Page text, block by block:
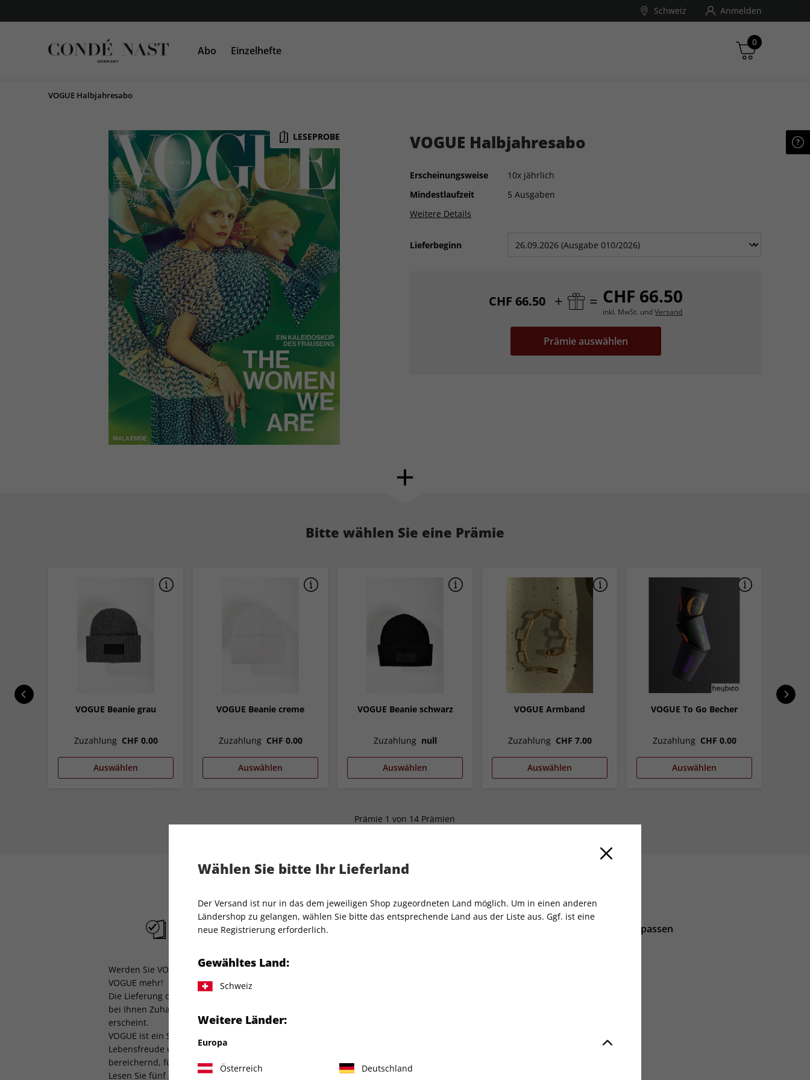
Schweiz Anmelden
Abo Einzelhefte
0
Zwischensumme
VOGUE Halbjahresabo
LESEPROBE VOGUE Halbjahresabo
Erscheinungsweise
10x jährlich
Mindestlaufzeit
5 Ausgaben
Weitere Details
Lieferbeginn
CHF 66.50 + = CHF 66.50
inkl. MwSt. undVersand
Prämie auswählen
Bitte wählen Sie eine Prämie
VOGUE Beanie grau
Zuzahlung CHF 0.00
Auswählen
VOGUE Beanie creme
Zuzahlung CHF 0.00
Auswählen
VOGUE Beanie schwarz
Zuzahlung null
Auswählen
VOGUE Armband
Zuzahlung CHF 7.00
Auswählen
VOGUE To Go Becher
Zuzahlung CHF 0.00
Auswählen
Prämie 1 von 14 Prämien
Liefergarantie Gratis Versand Keine Ausgabe verpassen
Werden Sie VOGUE Abonnent:in und verpassen Sie keine Ausgabe
VOGUE mehr!
Die Lieferung der Abo-Ausgaben, sowie Prämien ist kostenlos und
bei Ihnen Zuhause noch bevor die Zeitschrift im regulären Handel
erscheint.
VOGUE ist ein Synonym für die Kultur der Mode – für Stil,
Lebensfreude und Genuss. Tonangebend, überraschend und
bereichernd, führt VOGUE seit Jahren die globale Fashion-Welt an.
Lesen Sie fünf Ausgaben VOGUE im Halbjahresabo und nutzen Sie
Wählen Sie bitte Ihr Lieferland
Der Versand ist nur in das dem jeweiligen Shop zugeordneten Land möglich. Um in einen anderen
Ländershop zu gelangen, wählen Sie bitte das entsprechende Land aus der Liste aus. Ggf. ist eine
neue Registrierung erforderlich.
Gewähltes Land:
Schweiz
Weitere Länder:
Europa
Österreich Deutschland